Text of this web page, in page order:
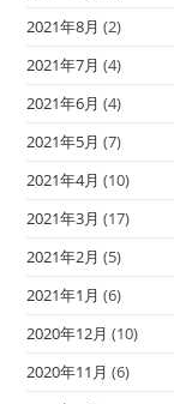
2021年8月 (2)
2021年7月 (4)
2021年6月 (4)
2021年5月 (7)
2021年4月 (10)
2021年3月 (17)
2021年2月 (5)
2021年1月 (6)
2020年12月 (10)
2020年11月 (6)